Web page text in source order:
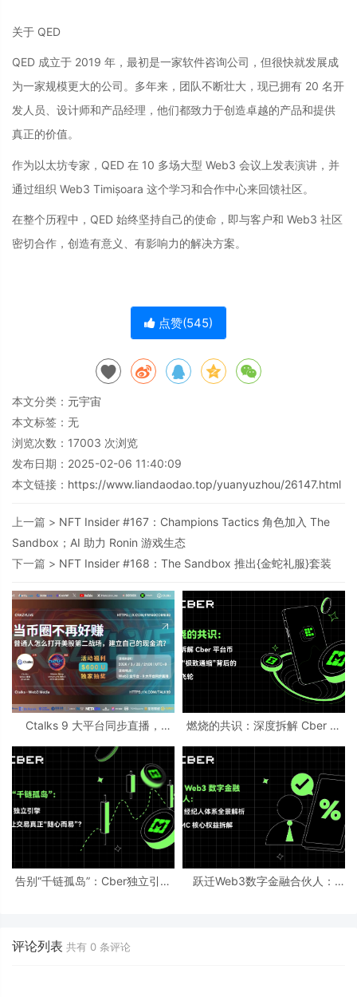
关于 QED
QED 成立于 2019 年，最初是一家软件咨询公司，但很快就发展成
为一家规模更大的公司。多年来，团队不断壮大，现已拥有 20 名开
发人员、设计师和产品经理，他们都致力于创造卓越的产品和提供
真正的价值。
作为以太坊专家，QED 在 10 多场大型 Web3 会议上发表演讲，并
通过组织 Web3 Timișoara 这个学习和合作中心来回馈社区。
在整个历程中，QED 始终坚持自己的使命，即与客户和 Web3 社区
密切合作，创造有意义、有影响力的解决方案。
点赞(545)
本文分类： 元宇宙
本文标签：无
浏览次数： 17003 次浏览
发布日期：2025-02-06 11:40:09
本文链接： https://www.liandaodao.top/yuanyuzhou/26147.html
上一篇 > NFT Insider #167：Champions Tactics 角色加入 The
Sandbox；AI 助力 Ronin 游戏生态
下一篇 > NFT Insider #168：The Sandbox 推出{金蛇礼服}套装
Ctalks 9 大平台同步直播，
问即将开启
燃烧的共识：深度拆解 Cber 平
飞轮
告别“千链孤岛”：Cber独立引擎
跃迁Web3数字金融合伙人：
评论列表 共有 0 条评论